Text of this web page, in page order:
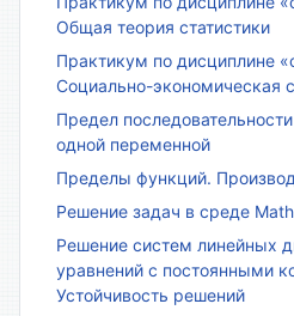
Общая теория статистики
Практикум по дисциплине
Социально-экономическая
Предел
одной переменной
Пределы функций.
Решение задач в среде
Решение систем линейных
уравнений с постоянными
Устойчивость решений